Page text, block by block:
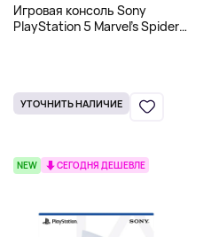
Игровая консоль Sony
PlayStation 5 Marvel’s Spider-
УТОЧНИТЬ НАЛИЧИЕ
NEW СЕГОДНЯ ДЕШЕВЛЕ